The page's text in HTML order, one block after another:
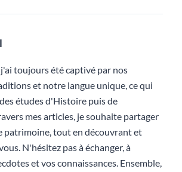
toujours été captivé par nos
et notre langue unique, ce qui
études d'Histoire puis de
mes articles, je souhaite partager
patrimoine, tout en découvrant et
N'hésitez pas à échanger, à
et vos connaissances. Ensemble,